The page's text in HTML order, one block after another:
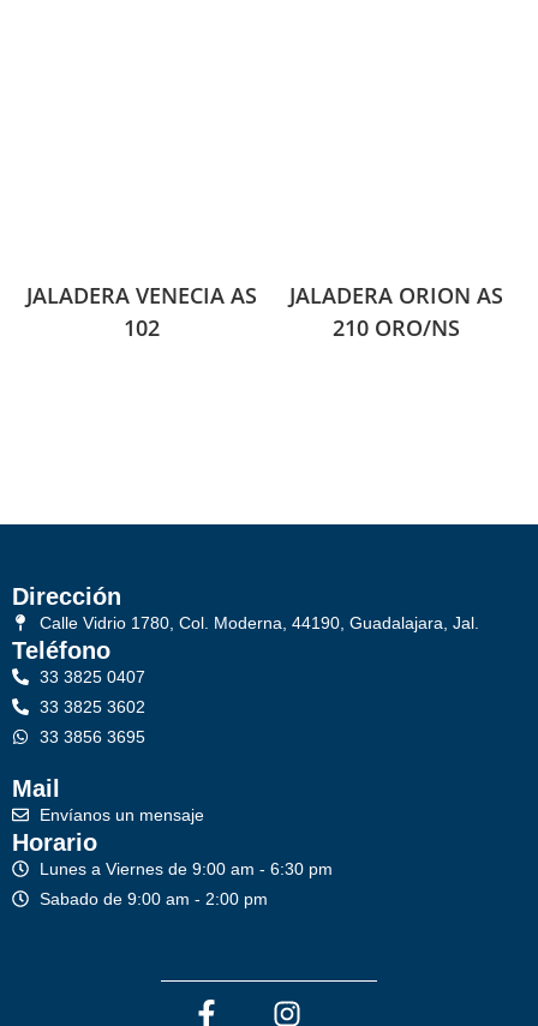
JALADERA VENECIA AS
102
JALADERA ORION AS
210 ORO/NS
Dirección
Calle Vidrio 1780, Col. Moderna, 44190, Guadalajara, Jal.
Teléfono
33 3825 0407
33 3825 3602
33 3856 3695
Mail
Envíanos un mensaje
Horario
Lunes a Viernes de 9:00 am - 6:30 pm
Sabado de 9:00 am - 2:00 pm